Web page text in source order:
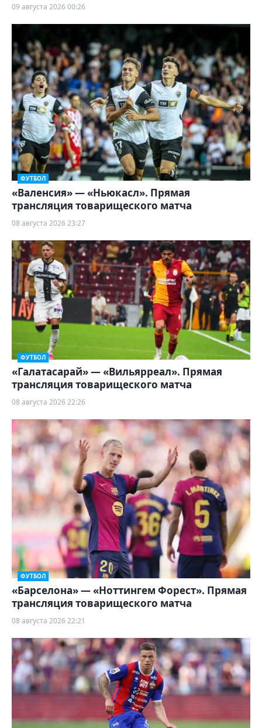
09 августа 2026 00:26
ФУТБОЛ
«Валенсия» — «Ньюкасл». Прямая
трансляция товарищеского матча
08 августа 2026 23:27
ФУТБОЛ
«Галатасарай» — «Вильярреал». Прямая
трансляция товарищеского матча
08 августа 2026 22:26
ФУТБОЛ
«Барселона» — «Ноттингем Форест». Прямая
трансляция товарищеского матча
08 августа 2026 22:21